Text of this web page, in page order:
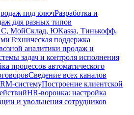
под ключРазработка и
для разных типов
МойСклад, ЮKassa, Тинькофф,
Техническая поддержка
аналитики продаж и
задач и контроля исполнения
процессов автоматического
Сведение всех каналов
системуПостроение клиентской
HR-воронка: настройка
и увольнения сотрудников